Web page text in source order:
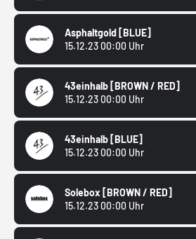
Asphaltgold [BLUE]
15.12.23 00:00 Uhr
43einhalb [BROWN / RED]
15.12.23 00:00 Uhr
43einhalb [BLUE]
15.12.23 00:00 Uhr
Solebox [BROWN / RED]
15.12.23 00:00 Uhr